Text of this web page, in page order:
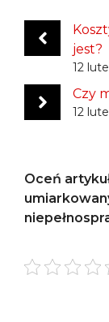
jest?
12
Czy
12
Oceń